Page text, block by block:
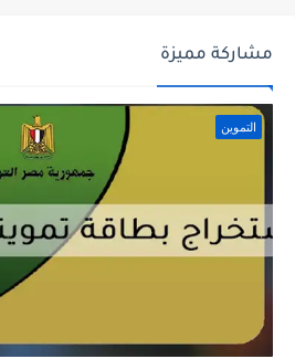
مشاركة مميزة
التموين